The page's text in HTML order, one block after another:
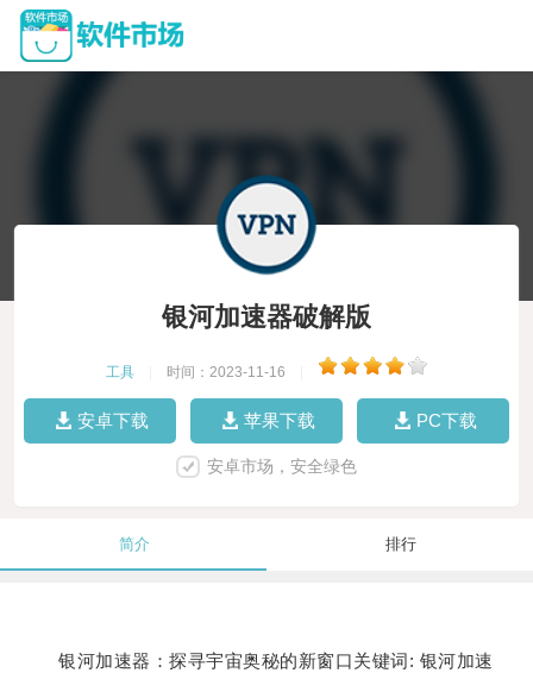
银河加速器破解版
工具 时间：2023-11-16
安卓下载 苹果下载 PC下载
安卓市场，安全绿色
简介 排行
银河加速器：探寻宇宙奥秘的新窗口关键词: 银河加速